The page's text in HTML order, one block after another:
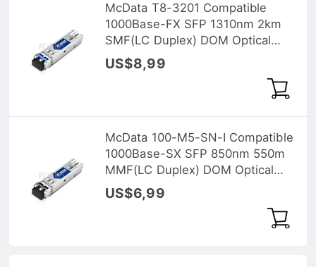
McData T8-3201 Compatible
1000Base-FX SFP 1310nm 2km
SMF(LC Duplex) DOM Optical
Transceiver
US$8,99
McData 100-M5-SN-I Compatible
1000Base-SX SFP 850nm 550m
MMF(LC Duplex) DOM Optical
Transceiver
US$6,99